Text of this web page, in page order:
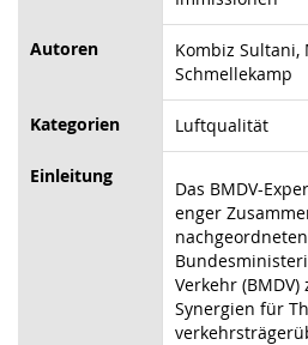
Autoren
Kombiz Sultani,
Schmellekamp
Kategorien Luftqualität
Einleitung
Das BMDV-
enger
Verkehr
Synergien für